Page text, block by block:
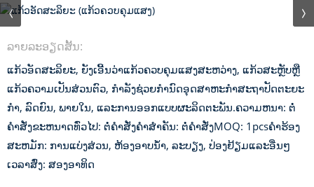
ລາຍ​ລະ​ອຽດ​ສັ້ນ​:
ແກ້ວອັດສະລິຍະ, ຍັງເອີ້ນວ່າແກ້ວຄວບຄຸມແສງສະຫວ່າງ, ແກ້ວສະຫຼັບຫຼື
ແກ້ວຄວາມເປັນສ່ວນຕົວ, ກໍາລັງຊ່ວຍກໍານົດອຸດສາຫະກໍາສະຖາປັດຕະຍະ
ກໍາ, ລົດຍົນ, ພາຍໃນ, ແລະການອອກແບບຜະລິດຕະພັນ.ຄວາມຫນາ: ຕໍ່
ຄໍາສັ່ງຂະຫນາດທົ່ວໄປ: ຕໍ່ຄໍາສັ່ງຄໍາສໍາຄັນ: ຕໍ່ຄໍາສັ່ງMOQ: 1pcsຄໍາຮ້ອງ
ສະຫມັກ: ການແບ່ງສ່ວນ, ຫ້ອງອາບນ້ໍາ, ລະບຽງ, ປ່ອງຢ້ຽມແລະອື່ນໆ
ເວລາສົ່ງ: ສອງອາທິດ